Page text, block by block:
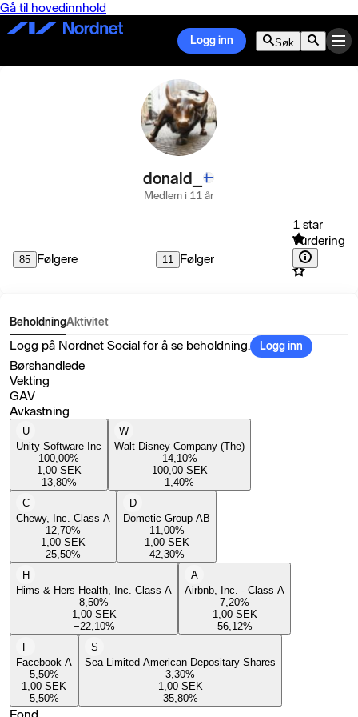
Gå til hovedinnhold
Logg inn Søk
donald_
Medlem i 11 år
85 Følgere 11 Følger
1 star
Vurdering
BeholdningAktivitet
Logg på Nordnet Social for å se beholdning. Logg inn
Børshandlede
Vekting
GAV
Avkastning
U
Unity Software Inc
100,00%
1,00 SEK
13,80%
W
Walt Disney Company (The)
14,10%
100,00 SEK
1,40%
C
Chewy, Inc. Class A
12,70%
1,00 SEK
25,50%
D
Dometic Group AB
11,00%
1,00 SEK
42,30%
H
Hims & Hers Health, Inc. Class A
8,50%
1,00 SEK
−22,10%
A
Airbnb, Inc. - Class A
7,20%
1,00 SEK
56,12%
F
Facebook A
5,50%
1,00 SEK
5,50%
S
Sea Limited American Depositary Shares
3,30%
1,00 SEK
35,80%